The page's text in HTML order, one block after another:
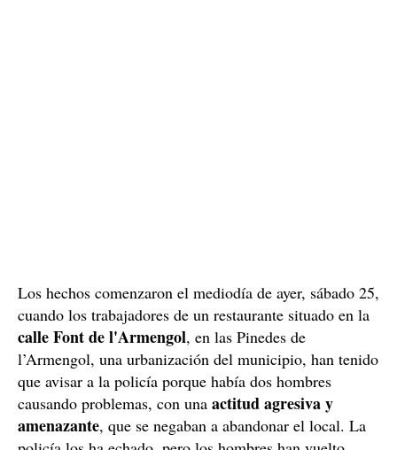
Los hechos comenzaron el mediodía de ayer, sábado 25,
cuando los trabajadores de un restaurante situado en la
calle Font de l'Armengol, en las Pinedes de
l’Armengol, una urbanización del municipio, han tenido
que avisar a la policía porque había dos hombres
causando problemas, con una actitud agresiva y
amenazante, que se negaban a abandonar el local. La